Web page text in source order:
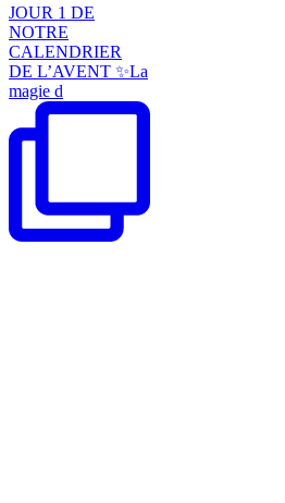
JOUR 1 DE
NOTRE
CALENDRIER
DE L’AVENT ✨La
magie d